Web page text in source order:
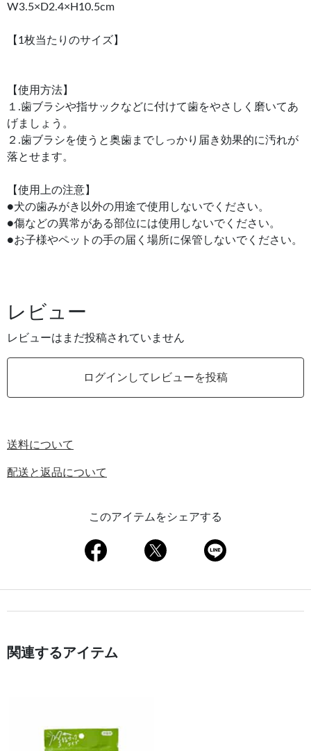
W3.5×D2.4×H10.5cm
【1枚当たりのサイズ】
【使用方法】
１.歯ブラシや指サックなどに付けて歯をやさしく磨いてあ
げましょう。
２.歯ブラシを使うと奥歯までしっかり届き効果的に汚れが
落とせます。
【使用上の注意】
●犬の歯みがき以外の用途で使用しないでください。
●傷などの異常がある部位には使用しないでください。
●お子様やペットの手の届く場所に保管しないでください。
レビュー
レビューはまだ投稿されていません
ログインしてレビューを投稿
送料について
配送と返品について
このアイテムをシェアする
関連するアイテム